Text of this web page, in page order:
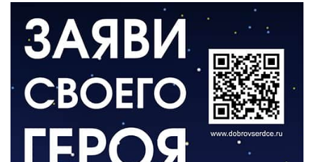
ВЛАСТЬ
«Второй старт» для ветеранов СВО
РАЗЪЯСНЯЕМ
Контракт с новой выплатой
05.08.2026